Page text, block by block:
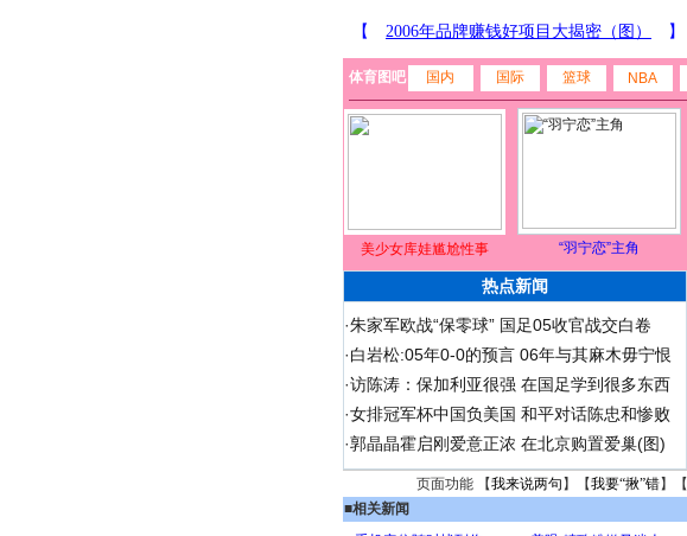
体育图吧 国内 国际 篮球 NBA
美少女库娃尴尬性事 “羽宁恋”主角
热点新闻
·朱家军欧战“保零球” 国足05收官战交白卷
·白岩松:05年0-0的预言 06年与其麻木毋宁恨
·访陈涛：保加利亚很强 在国足学到很多东西
·女排冠军杯中国负美国 和平对话陈忠和惨败
·郭晶晶霍启刚爱意正浓 在北京购置爱巢(图)
页面功能 【我来说两句 】【我要“揪”错】【
■相关新闻